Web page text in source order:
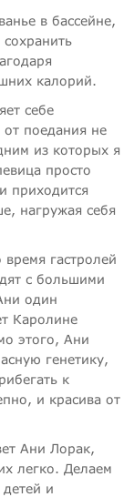
в бассейне,
калорий.
себе
от поедания не
из которых я
просто
приходится
нагружая себя
гастролей
с большими
один
Каролине
этого, Ани
генетику,
к
и красива от
Ани Лорак,
легко. Делаем
и